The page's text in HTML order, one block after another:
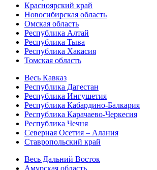
Красноярский край
Новосибирская область
Омская область
Республика Алтай
Республика Тыва
Республика Хакасия
Томская область
Весь Кавказ
Республика Дагестан
Республика Ингушетия
Республика Кабардино-Балкария
Республика Карачаево-Черкесия
Республика Чечня
Северная Осетия – Алания
Ставропольский край
Весь Дальний Восток
Амурская область